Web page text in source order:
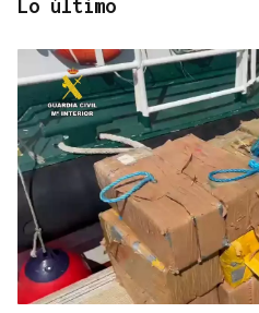
PRIMEROS RESULTADOS
SpaceX baja un 12% en
gasto en IA
Lo último